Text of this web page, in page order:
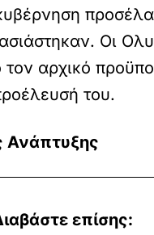
Οι
αρχικό
του.
Ανάπτυξης
επίσης: